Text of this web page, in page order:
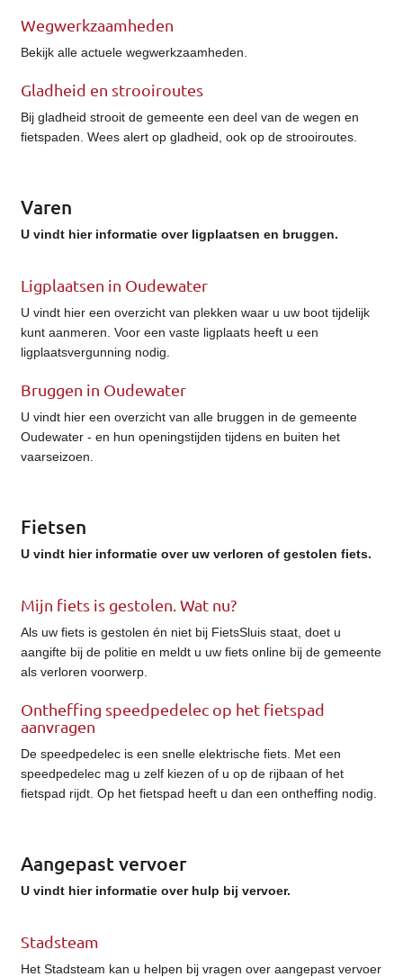
Wegwerkzaamheden
Bekijk alle actuele wegwerkzaamheden.
Gladheid en strooiroutes
Bij gladheid strooit de gemeente een deel van de wegen en
fietspaden. Wees alert op gladheid, ook op de strooiroutes.
Varen
U vindt hier informatie over ligplaatsen en bruggen.
Ligplaatsen in Oudewater
U vindt hier een overzicht van plekken waar u uw boot tijdelijk
kunt aanmeren. Voor een vaste ligplaats heeft u een
ligplaatsvergunning nodig.
Bruggen in Oudewater
U vindt hier een overzicht van alle bruggen in de gemeente
Oudewater - en hun openingstijden tijdens en buiten het
vaarseizoen.
Fietsen
U vindt hier informatie over uw verloren of gestolen fiets.
Mijn fiets is gestolen. Wat nu?
Als uw fiets is gestolen én niet bij FietsSluis staat, doet u
aangifte bij de politie en meldt u uw fiets online bij de gemeente
als verloren voorwerp.
Ontheffing speedpedelec op het fietspad
aanvragen
De speedpedelec is een snelle elektrische fiets. Met een
speedpedelec mag u zelf kiezen of u op de rijbaan of het
fietspad rijdt. Op het fietspad heeft u dan een ontheffing nodig.
Aangepast vervoer
U vindt hier informatie over hulp bij vervoer.
Stadsteam
Het Stadsteam kan u helpen bij vragen over aangepast vervoer